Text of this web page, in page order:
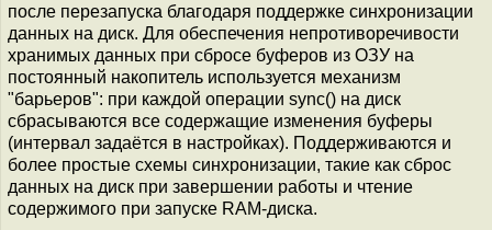
после перезапуска благодаря поддержке синхронизации
данных на диск. Для обеспечения непротиворечивости
хранимых данных при сбросе буферов из ОЗУ на
постоянный накопитель используется механизм
"барьеров": при каждой операции sync() на диск
сбрасываются все содержащие изменения буферы
(интервал задаётся в настройках). Поддерживаются и
более простые схемы синхронизации, такие как сброс
данных на диск при завершении работы и чтение
содержимого при запуске RAM-диска.